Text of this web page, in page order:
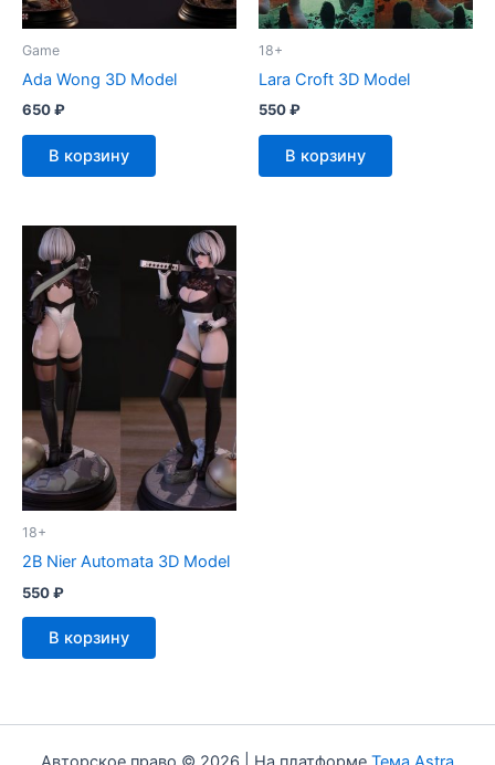
Game
Ada Wong 3D Model
650₽
В корзину
18+
Lara Croft 3D Model
550₽
В корзину
18+
2B Nier Automata 3D Model
550₽
В корзину